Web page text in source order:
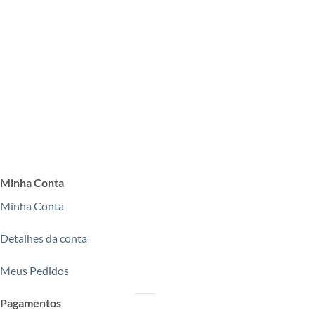
Minha Conta
Minha Conta
Detalhes da conta
Meus Pedidos
Pagamentos